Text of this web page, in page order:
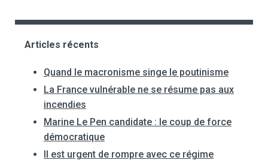
Articles récents
Quand le macronisme singe le poutinisme
La France vulnérable ne se résume pas aux
incendies
Marine Le Pen candidate : le coup de force
démocratique
Il est urgent de rompre avec ce régime